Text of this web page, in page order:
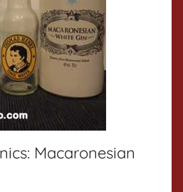
Macaronesian